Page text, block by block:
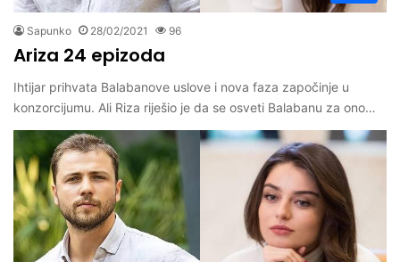
Sapunko 28/02/2021 96
Ariza 24 epizoda
Ihtijar prihvata Balabanove uslove i nova faza započinje u
konzorcijumu. Ali Riza riješio je da se osveti Balabanu za ono…